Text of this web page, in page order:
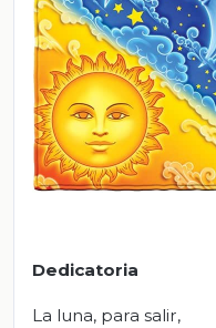
Dedicatoria
La luna, para salir,